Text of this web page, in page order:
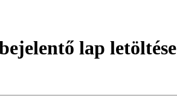
lap letöltése